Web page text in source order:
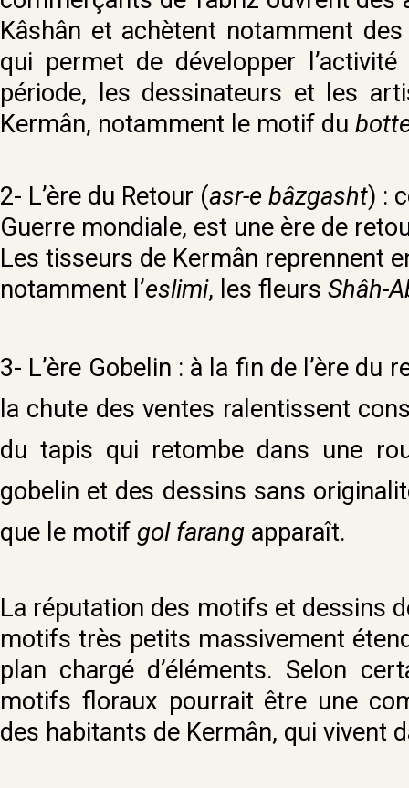
Kâshân et achètent notamment
qui permet de développer
période, les dessinateurs et les
Kermân, notamment le motif du
2- L’ère du Retour (asr-e bâzgasht) :
Guerre mondiale, est une ère de
Les tisseurs de Kermân reprennent
notamment l’eslimi, les fleurs Shâh-
3- L’ère Gobelin : à la fin de l’ère
la chute des ventes ralentissent
du tapis qui retombe dans une
gobelin et des dessins sans
que le motif gol farang apparaît.
La réputation des motifs et dessins
motifs très petits massivement
plan chargé d’éléments. Selon
motifs floraux pourrait être une
des habitants de Kermân, qui vivent